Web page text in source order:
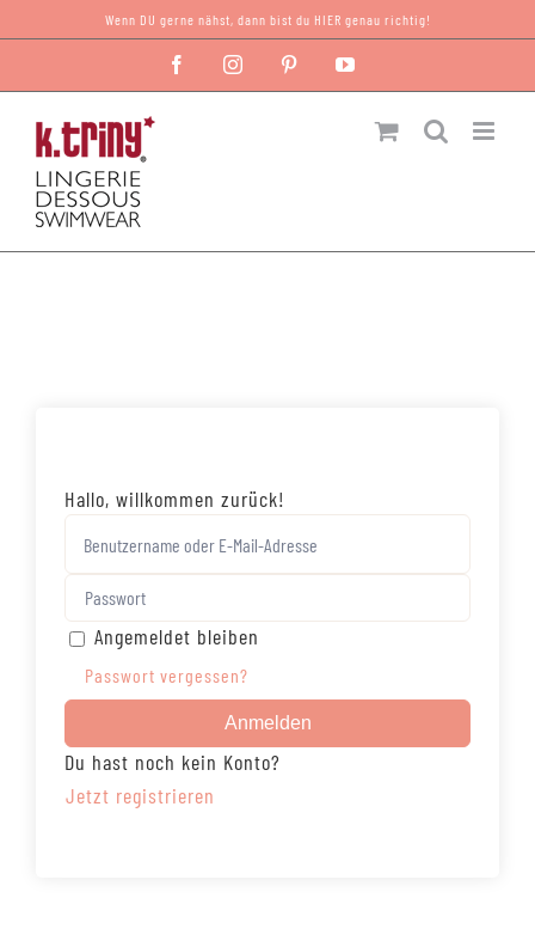
Inhalt
Wenn DU gerne nähst, dann bist du HIER genau richtig!
FacebookInstagramPinterest
Hallo, willkommen zurück!
Angemeldet bleiben
Passwort vergessen?
Anmelden
Du hast noch kein Konto?
Jetzt registrieren